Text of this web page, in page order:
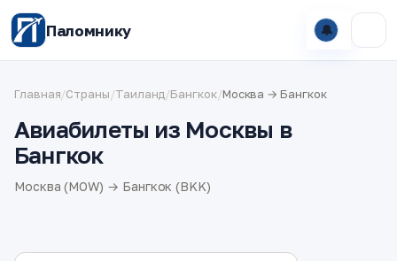
Паломнику 🔔
Главная/Страны/Таиланд/Бангкок/Москва → Бангкок
Авиабилеты из Москвы в
Бангкок
Москва (MOW) → Бангкок (BKK)